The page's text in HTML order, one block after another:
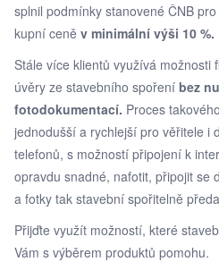
splnil podmínky stanovené ČNB
kupní ceně v minimální výši 10 %.
Stále více klientů využívá možnosti
úvěry ze stavebního spoření bez
fotodokumentací. Proces
jednodušší a rychlejší pro věřitele i
telefonů, s možností připojení k
opravdu snadné, nafotit, připojit se
a fotky tak stavební spořitelně
Přijďte využít možností, které
Vám s výběrem produktů pomohu.